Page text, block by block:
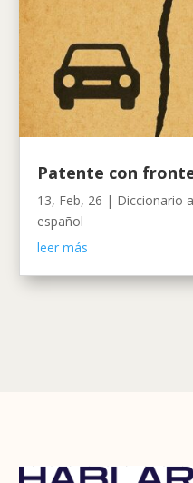
Patente con
13, Feb, 26 | Diccionario
español
leer más